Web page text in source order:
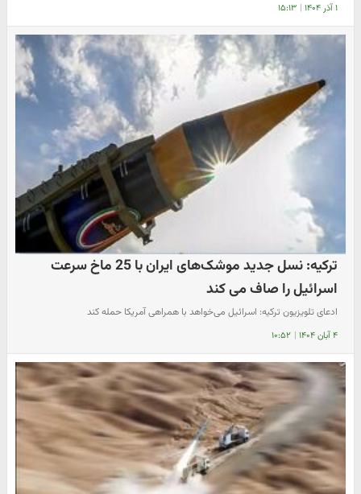
۱ آذر ۱۴۰۴ | ۱۵:۱۳
ترکیه: نسل جدید موشک‌های ایران با 25 ماخ سرعت
اسرائیل را صاف می کند
ادعای تلویزیون ترکیه: اسرائیل می‌خواهد با همراهی آمریکا حمله کند
۴ آبان ۱۴۰۴ | ۱۰:۵۲